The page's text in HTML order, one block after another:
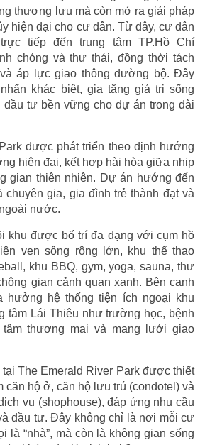
thượng lưu mà còn mở ra giải pháp
hiện đại cho cư dân. Từ đây, cư dân
tiếp đến trung tâm TP.Hồ Chí
chóng và thư thái, đồng thời tách
áp lực giao thông đường bộ. Đây
khác biệt, gia tăng giá trị sống
đầu tư bền vững cho dự án trong dài
được phát triển theo định hướng
hiện đại, kết hợp hài hòa giữa nhịp
gian thiên nhiên. Dự án hướng đến
chuyên gia, gia đình trẻ thành đạt và
nước.
khu được bố trí đa dạng với cụm hồ
ven sông rộng lớn, khu thể thao
khu BBQ, gym, yoga, sauna, thư
gian cảnh quan xanh. Bên cạnh
hưởng hệ thống tiện ích ngoại khu
tâm Lái Thiêu như trường học, bệnh
tâm thương mại và mạng lưới giao
The Emerald River Park được thiết
căn hộ ở, căn hộ lưu trú (condotel) và
vụ (shophouse), đáp ứng nhu cầu
đầu tư. Đây không chỉ là nơi mỗi cư
là “nhà”, mà còn là không gian sống